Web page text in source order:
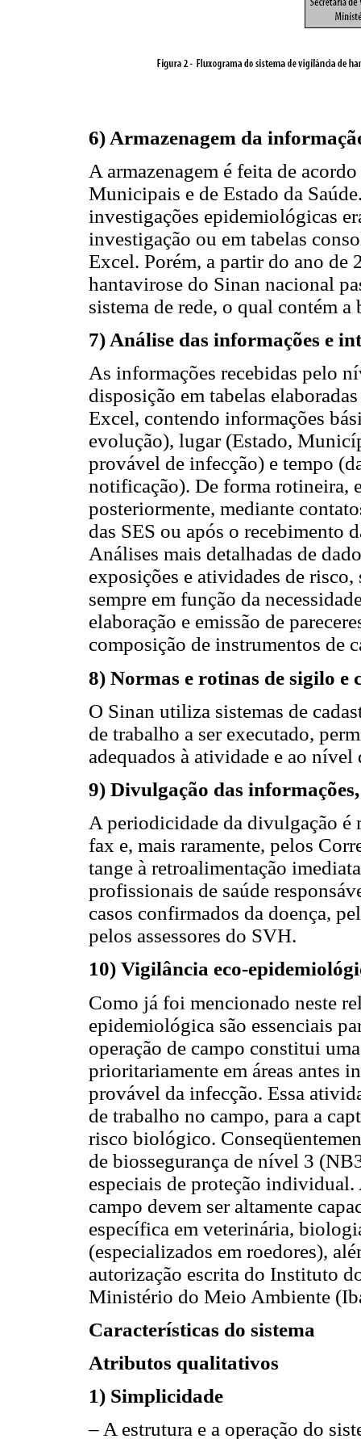
6) Armazenagem da
A armazenagem é feita de
Municipais e de Estado da
investigações epidemiológicas
investigação ou em tabelas
Excel. Porém, a partir do ano de
hantavirose do Sinan nacional
sistema de rede, o qual contém a
7) Análise das informações e
As informações recebidas pelo
disposição em tabelas
Excel, contendo informações
evolução), lugar (Estado,
provável de infecção) e tempo
notificação). De forma rotineira,
posteriormente, mediante
das SES ou após o recebimento
Análises mais detalhadas de
exposições e atividades de risco,
sempre em função da
elaboração e emissão de
composição de instrumentos de
8) Normas e rotinas de sigilo e
O Sinan utiliza sistemas de
de trabalho a ser executado,
adequados à atividade e ao nível
9) Divulgação das
A periodicidade da divulgação
fax e, mais raramente, pelos
tange à retroalimentação
profissionais de saúde
casos confirmados da doença,
pelos assessores do SVH.
10) Vigilância eco-
Como já foi mencionado neste
epidemiológica são essenciais
operação de campo constitui
prioritariamente em áreas antes
provável da infecção. Essa
de trabalho no campo, para a
risco biológico.
de biossegurança de nível 3
especiais de proteção
campo devem ser altamente
específica em veterinária,
(especializados em roedores),
autorização escrita do Instituto
Ministério do Meio Ambiente
Características do sistema
Atributos qualitativos
1) Simplicidade
– A estrutura e a operação do